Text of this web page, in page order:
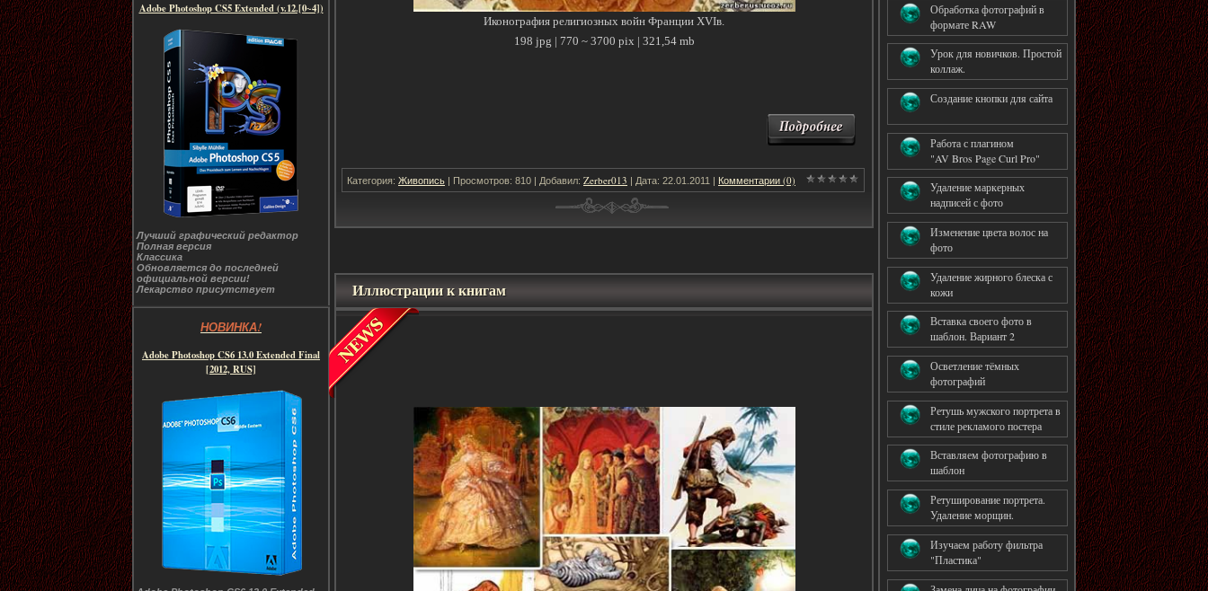
Adobe Photoshop CS5 Extended (v.12.[0~4])
Лучший графический редактор
Полная версия
Классика
Обновляется до последней
официальной версии!
Лекарство присутствует
НОВИНКА!
Adobe Photoshop CS6 13.0 Extended Final
[2012, RUS]
Обработка фотографий в
формате RAW
Урок для новичков. Простой
коллаж.
Создание кнопки для сайта
Работа с плагином
"AV Bros Page Curl Pro"
Удаление маркерных
надписей с фото
Изменение цвета волос на
фото
Удаление жирного блеска с
кожи
Вставка своего фото в
шаблон. Вариант 2
Осветление тёмных
фотографий
Ретушь мужского портрета в
стиле рекламого постера
Вставляем фотографию в
шаблон
Ретуширование портрета.
Удаление морщин.
Изучаем работу фильтра
"Пластика"
Иконография религиозных войн Франции XVIв.
198 jpg | 770 ~ 3700 pix | 321,54 mb
Категория: Живопись | Просмотров: 810 | Добавил: Zerber013 | Дата: 22.01.2011 | Комментарии (0)
Иллюстрации к книгам